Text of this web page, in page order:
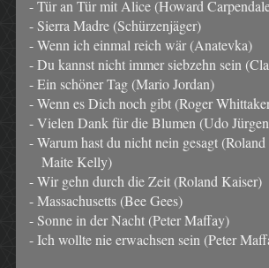
- Tür an Tür mit Alice (Howard
- Sierra Madre (Schürzenjäger)
- Wenn ich einmal reich wär (Anatevka)
- Du kannst nicht immer siebzehn sein
- Ein schöner Tag (Mario Jordan)
- Wenn es Dich noch gibt (Roger
- Vielen Dank für die Blumen (Udo
- Warum hast du nicht nein gesagt
Maite Kelly)
- Wir gehn durch die Zeit (Roland
- Massachusetts (Bee Gees)
- Sonne in der Nacht (Peter Maffay)
- Ich wollte nie erwachsen sein (Peter